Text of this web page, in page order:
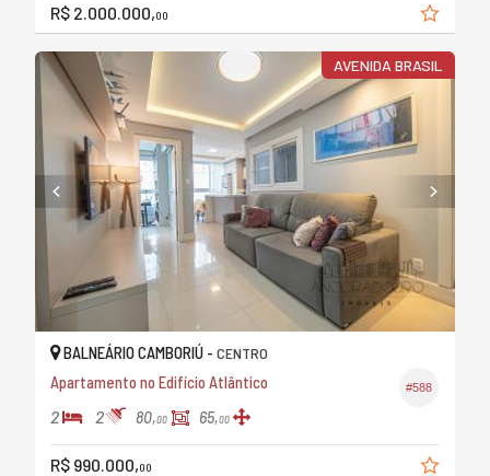
R$ 2.000.000,00
AVENIDA BRASIL
#588
BALNEÁRIO CAMBORIÚ - CENTRO
Apartamento no Edifício Atlântico
2 2 80,00 65,00
R$ 990.000,00